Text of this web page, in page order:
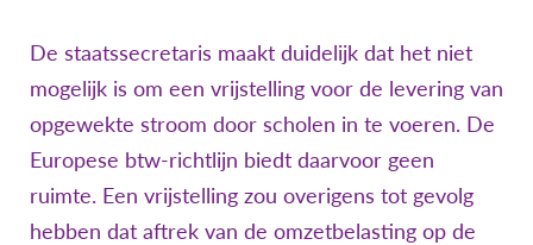
De staatssecretaris maakt duidelijk dat het niet
mogelijk is om een vrijstelling voor de levering van
opgewekte stroom door scholen in te voeren. De
Europese btw-richtlijn biedt daarvoor geen
ruimte. Een vrijstelling zou overigens tot gevolg
hebben dat aftrek van de omzetbelasting op de